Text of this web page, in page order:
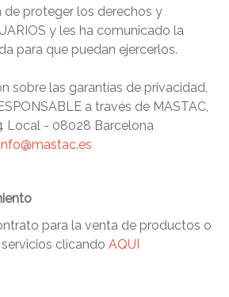
de proteger los derechos y
y les ha comunicado la
para que puedan ejercerlos.
sobre las garantías de privacidad,
a través de MASTAC,
Local - 08028 Barcelona
para la venta de productos o
clicando AQUI